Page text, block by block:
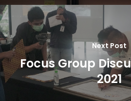
Next Post
Focus Group
2021